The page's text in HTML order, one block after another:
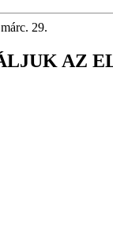
29.
AZ